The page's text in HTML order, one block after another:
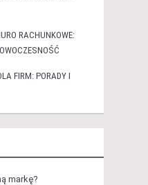
RACHUNKOWE:
FIRM: PORADY I
markę?